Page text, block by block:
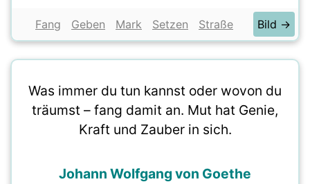
Fang Geben Mark Setzen Straße Bild →
Was immer du tun kannst oder wovon du
träumst – fang damit an. Mut hat Genie,
Kraft und Zauber in sich.
Johann Wolfgang von Goethe